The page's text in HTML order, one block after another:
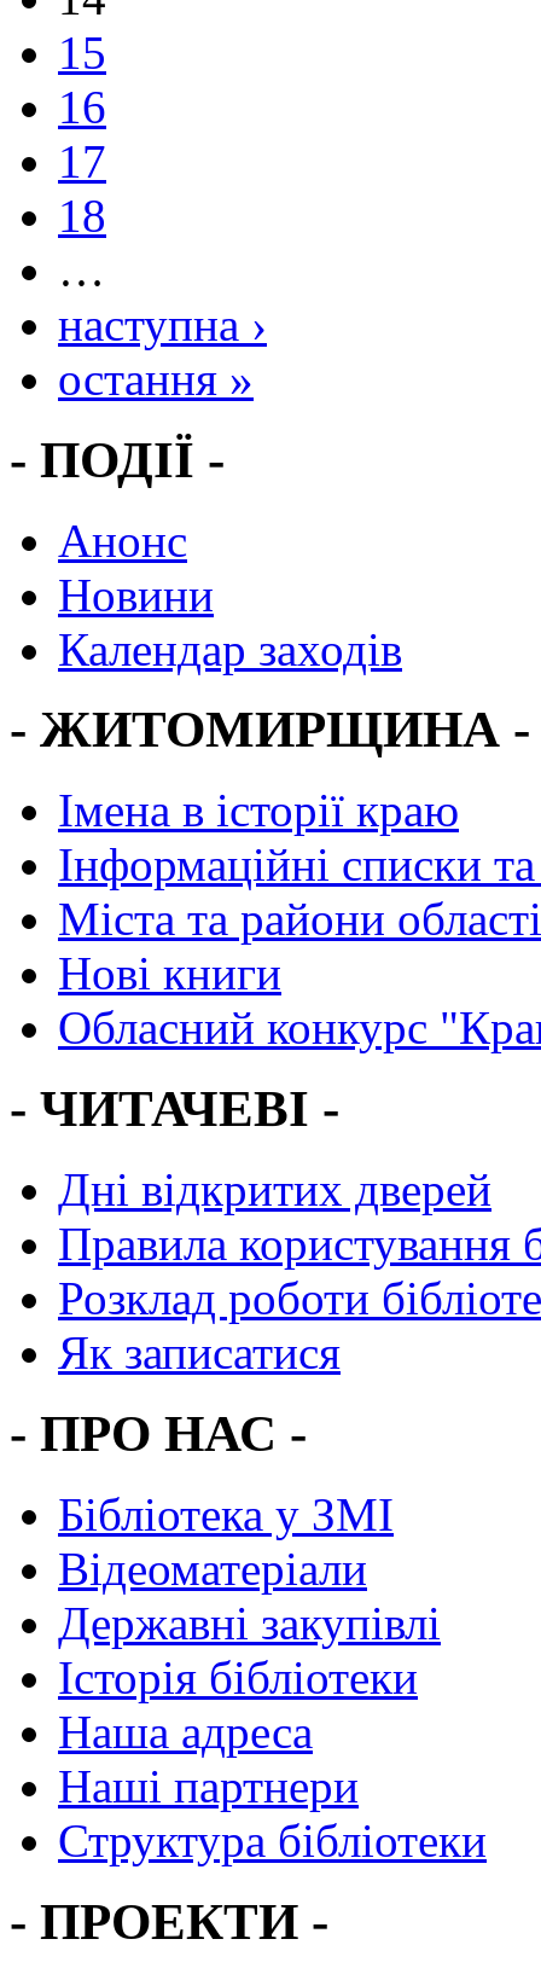
15
16
17
18
…
наступна ›
остання »
- ПОДІЇ -
Анонс
Новини
Календар заходів
- ЖИТОМИРЩИНА -
Імена в історії краю
Інформаційні списки
Міста та райони області
Нові книги
Обласний конкурс
- ЧИТАЧЕВІ -
Дні відкритих дверей
Правила користування
Розклад роботи
Як записатися
- ПРО НАС -
Бібліотека у ЗМІ
Відеоматеріали
Державні закупівлі
Історія бібліотеки
Наша адреса
Наші партнери
Структура бібліотеки
- ПРОЕКТИ -